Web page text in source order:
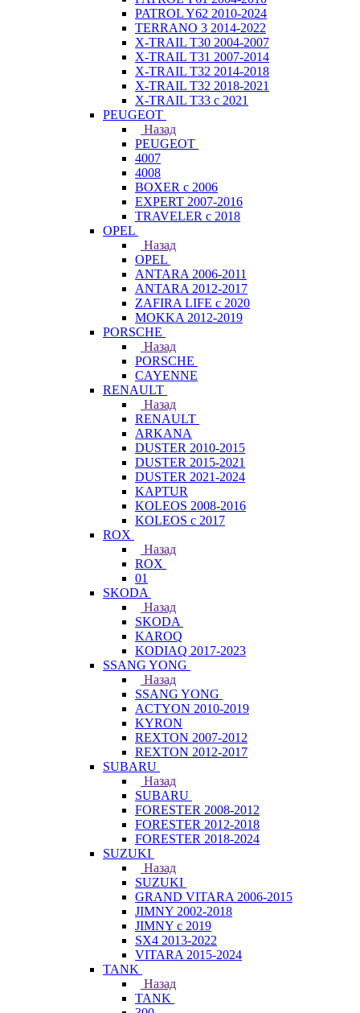
PATROL Y62 2010-2024
TERRANO 3 2014-2022
X-TRAIL T30 2004-2007
X-TRAIL T31 2007-2014
X-TRAIL T32 2014-2018
X-TRAIL T32 2018-2021
X-TRAIL T33 с 2021
PEUGEOT
Назад
PEUGEOT
4007
4008
BOXER с 2006
EXPERT 2007-2016
TRAVELER с 2018
OPEL
Назад
OPEL
ANTARA 2006-2011
ANTARA 2012-2017
ZAFIRA LIFE с 2020
MOKKA 2012-2019
PORSCHE
Назад
PORSCHE
CAYENNE
RENAULT
Назад
RENAULT
ARKANA
DUSTER 2010-2015
DUSTER 2015-2021
DUSTER 2021-2024
KAPTUR
KOLEOS 2008-2016
KOLEOS с 2017
ROX
Назад
ROX
01
SKODA
Назад
SKODA
KAROQ
KODIAQ 2017-2023
SSANG YONG
Назад
SSANG YONG
ACTYON 2010-2019
KYRON
REXTON 2007-2012
REXTON 2012-2017
SUBARU
Назад
SUBARU
FORESTER 2008-2012
FORESTER 2012-2018
FORESTER 2018-2024
SUZUKI
Назад
SUZUKI
GRAND VITARA 2006-2015
JIMNY 2002-2018
JIMNY с 2019
SX4 2013-2022
VITARA 2015-2024
TANK
Назад
TANK